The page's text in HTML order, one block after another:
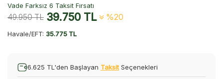
Vade Farksız 6 Taksit Fırsatı
49.950TL 39.750TL %20
Havale/EFT: 35.775 TL
6.625 TL'den Başlayan Taksit Seçenekleri